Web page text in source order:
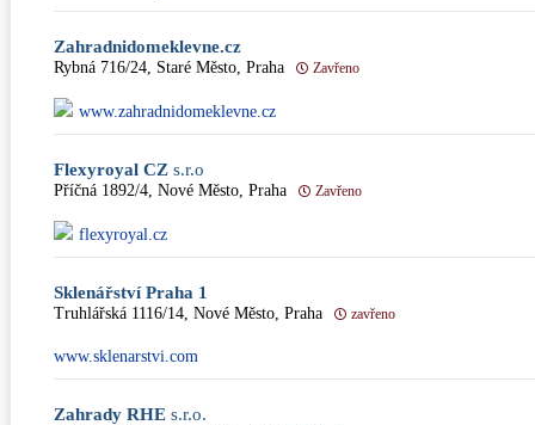
Zahradnidomeklevne.cz
Rybná 716/24, Staré Město, Praha Zavřeno
www.zahradnidomeklevne.cz
Flexyroyal CZ s.r.o
Příčná 1892/4, Nové Město, Praha Zavřeno
flexyroyal.cz
Sklenářství Praha 1
Truhlářská 1116/14, Nové Město, Praha zavřeno
www.sklenarstvi.com
Zahrady RHE s.r.o.